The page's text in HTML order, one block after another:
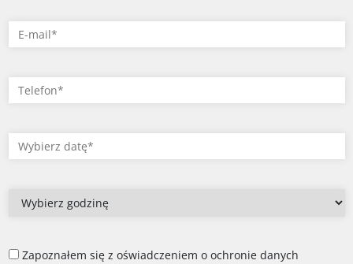
Zapoznałem się z oświadczeniem o ochronie danych